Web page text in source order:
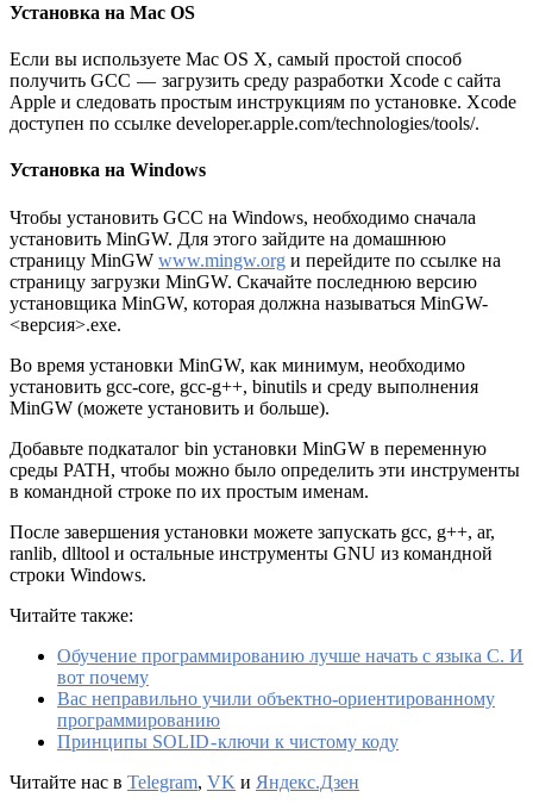
Установка на Mac OS
Если вы используете Mac OS X, самый простой способ
получить GCC — загрузить среду разработки Xcode с сайта
Apple и следовать простым инструкциям по установке. Xcode
доступен по ссылке developer.apple.com/technologies/tools/.
Установка на Windows
Чтобы установить GCC на Windows, необходимо сначала
установить MinGW. Для этого зайдите на домашнюю
страницу MinGW www.mingw.org и перейдите по ссылке на
страницу загрузки MinGW. Скачайте последнюю версию
установщика MinGW, которая должна называться MinGW-
<версия>.exe.
Во время установки MinGW, как минимум, необходимо
установить gcc-core, gcc-g++, binutils и среду выполнения
MinGW (можете установить и больше).
Добавьте подкаталог bin установки MinGW в переменную
среды PATH, чтобы можно было определить эти инструменты
в командной строке по их простым именам.
После завершения установки можете запускать gcc, g++, ar,
ranlib, dlltool и остальные инструменты GNU из командной
строки Windows.
Читайте также:
Обучение программированию лучше начать с языка С. И
вот почему
Вас неправильно учили объектно-ориентированному
программированию
Принципы SOLID - ключи к чистому коду
Читайте нас в Telegram, VK и Яндекс.Дзен